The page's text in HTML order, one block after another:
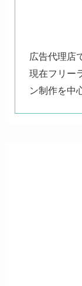
広告代理店
現在フリー
ン制作を中